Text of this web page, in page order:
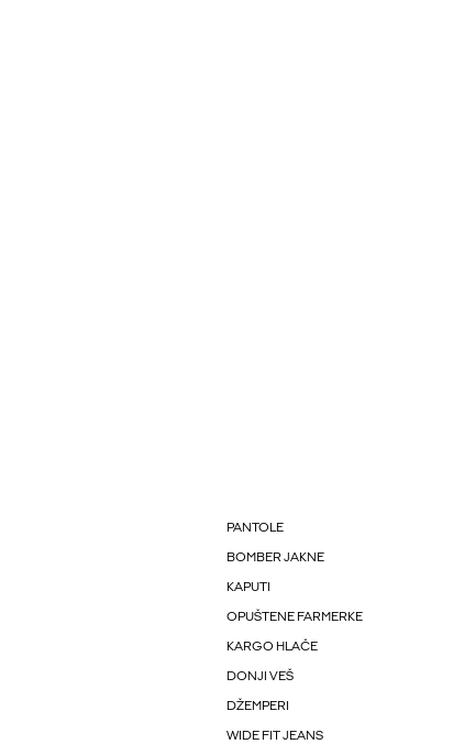
PANTOLE
BOMBER JAKNE
KAPUTI
OPUŠTENE FARMERKE
KARGO HLAČE
DONJI VEŠ
DŽEMPERI
WIDE FIT JEANS